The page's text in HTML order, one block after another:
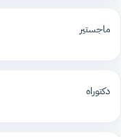
ماجستير
دكتوراه